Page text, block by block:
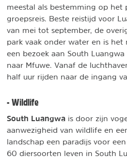
meestal als bestemming op het
groepsreis. Beste reistijd voor
van mei tot september, de
park vaak onder water en is het
een bezoek aan South Luangwa
naar Mfuwe. Vanaf de
half uur rijden naar de ingang
- Wildlife
South Luangwa is door zijn
aanwezigheid van wildlife en
landschap een paradijs voor
60 diersoorten leven in South